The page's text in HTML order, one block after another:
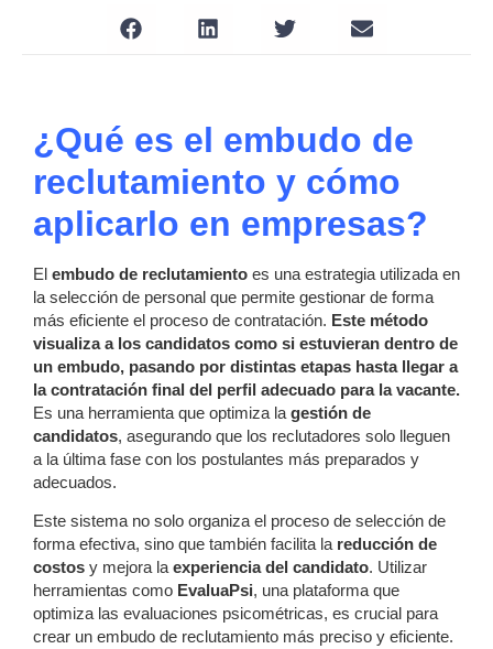
¿Qué es el embudo de
reclutamiento y cómo
aplicarlo en empresas?
El embudo de reclutamiento es una estrategia utilizada en
la selección de personal que permite gestionar de forma
más eficiente el proceso de contratación. Este método
visualiza a los candidatos como si estuvieran dentro de
un embudo, pasando por distintas etapas hasta llegar a
la contratación final del perfil adecuado para la vacante.
Es una herramienta que optimiza la gestión de
candidatos, asegurando que los reclutadores solo lleguen
a la última fase con los postulantes más preparados y
adecuados.
Este sistema no solo organiza el proceso de selección de
forma efectiva, sino que también facilita la reducción de
costos y mejora la experiencia del candidato. Utilizar
herramientas como EvaluaPsi, una plataforma que
optimiza las evaluaciones psicométricas, es crucial para
crear un embudo de reclutamiento más preciso y eficiente.